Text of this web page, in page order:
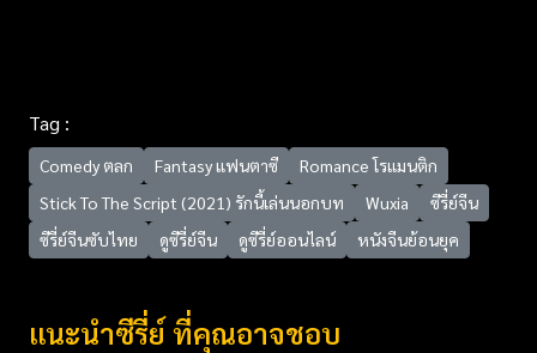
Tag :
Comedy ตลก Fantasy แฟนตาซี
Romance โรแมนติก
Stick To The Script (2021) รักนี้เล่นนอกบท
Wuxia
ซีรี่ย์จีน
ซีรี่ย์จีนซับไทย
ดูซีรี่ย์จีน ดูซีรี่ย์ออนไลน์ หนังจีนย้อนยุค
แนะนำซีรี่ย์ ที่คุณอาจชอบ